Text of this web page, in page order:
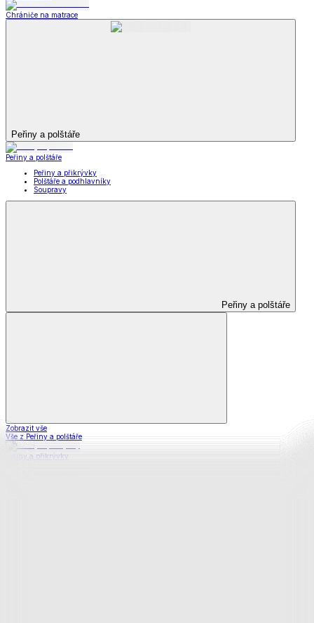
Chrániče na matrace
Peřiny a polštáře
Peřiny a polštáře
Peřiny a přikrývky
Polštáře a podhlavníky
Soupravy
Peřiny a polštáře
Zobrazit vše
Vše z Peřiny a polštáře
Peřiny a přikrývky